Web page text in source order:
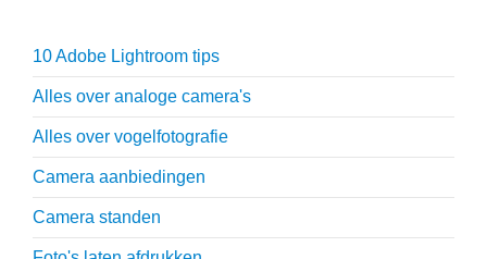
10 Adobe Lightroom tips
Alles over analoge camera's
Alles over vogelfotografie
Camera aanbiedingen
Camera standen